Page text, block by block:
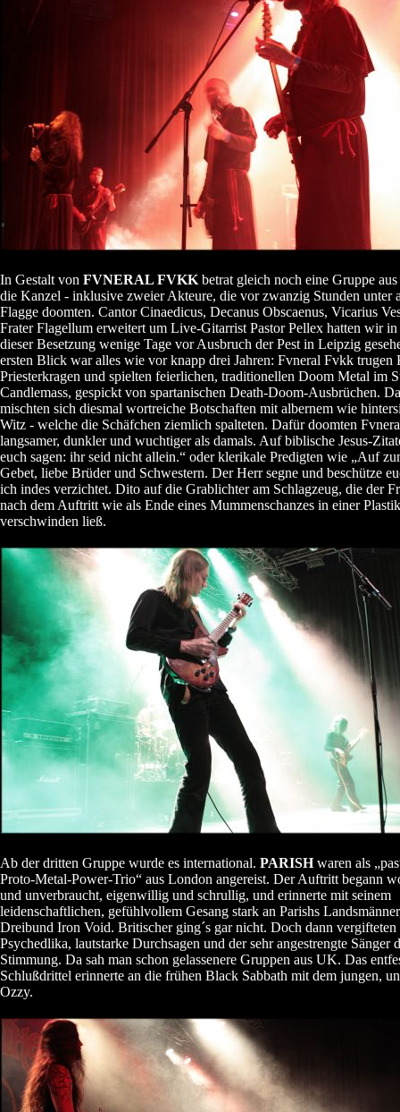
In Gestalt von FVNERAL FVKK betrat gleich noch eine Gruppe
die Kanzel - inklusive zweier Akteure, die vor zwanzig Stunden unter
Flagge doomten. Cantor Cinaedicus, Decanus Obscaenus, Vicarius
Frater Flagellum erweitert um Live-Gitarrist Pastor Pellex hatten wir in
dieser Besetzung wenige Tage vor Ausbruch der Pest in Leipzig
ersten Blick war alles wie vor knapp drei Jahren: Fvneral Fvkk trugen
Priesterkragen und spielten feierlichen, traditionellen Doom Metal im
Candlemass, gespickt von spartanischen Death-Doom-Ausbrüchen.
mischten sich diesmal wortreiche Botschaften mit albernem wie
Witz - welche die Schäfchen ziemlich spalteten. Dafür doomten
langsamer, dunkler und wuchtiger als damals. Auf biblische Jesus-
euch sagen: ihr seid nicht allein.“ oder klerikale Predigten wie „Auf
Gebet, liebe Brüder und Schwestern. Der Herr segne und beschütze
ich indes verzichtet. Dito auf die Grablichter am Schlagzeug, die der
nach dem Auftritt wie als Ende eines Mummenschanzes in einer
verschwinden ließ.
Ab der dritten Gruppe wurde es international. PARISHwaren als
Proto-Metal-Power-Trio“ aus London angereist. Der Auftritt begann
und unverbraucht, eigenwillig und schrullig, und erinnerte mit seinem
leidenschaftlichen, gefühlvollem Gesang stark an Parishs
Dreibund Iron Void. Britischer ging´s gar nicht. Doch dann vergifteten
Psychedlika, lautstarke Durchsagen und der sehr angestrengte Sänger
Stimmung. Da sah man schon gelassenere Gruppen aus UK. Das
Schlußdrittel erinnerte an die frühen Black Sabbath mit dem jungen,
Ozzy.